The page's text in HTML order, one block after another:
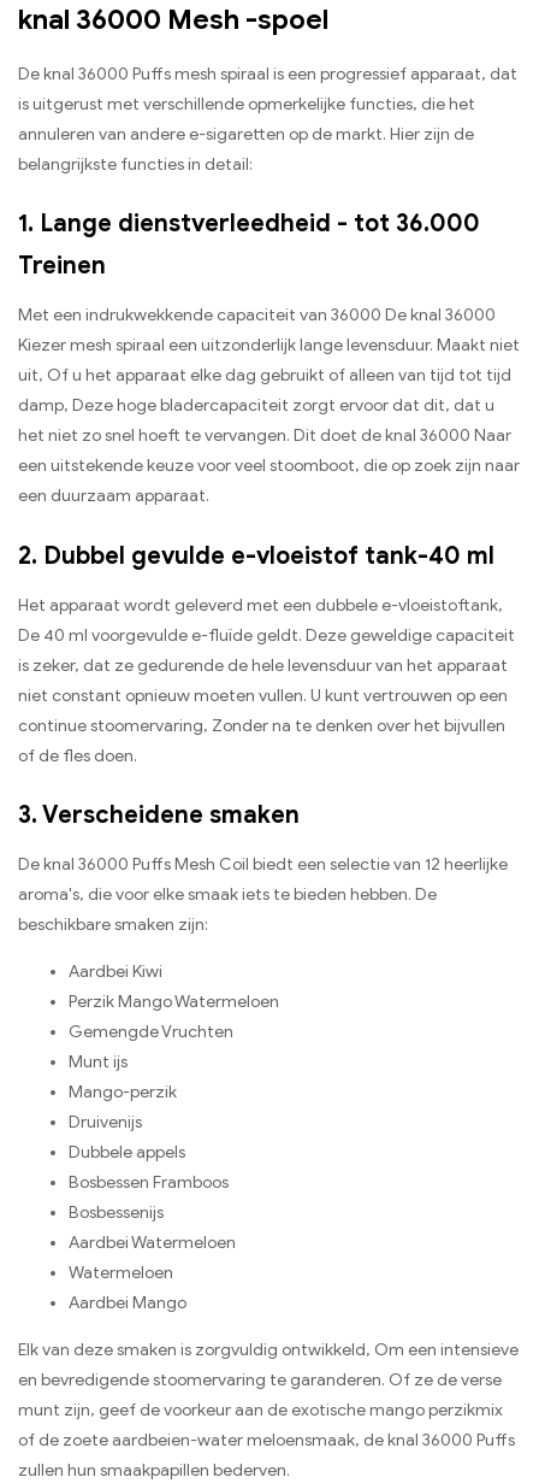
knal 36000 Mesh -spoel
De knal 36000 Puffs mesh spiraal is een progressief apparaat, dat
is uitgerust met verschillende opmerkelijke functies, die het
annuleren van andere e-sigaretten op de markt. Hier zijn de
belangrijkste functies in detail:
1. Lange dienstverleedheid - tot 36.000
Treinen
Met een indrukwekkende capaciteit van 36000 De knal 36000
Kiezer mesh spiraal een uitzonderlijk lange levensduur. Maakt niet
uit, Of u het apparaat elke dag gebruikt of alleen van tijd tot tijd
damp, Deze hoge bladercapaciteit zorgt ervoor dat dit, dat u
het niet zo snel hoeft te vervangen. Dit doet de knal 36000 Naar
een uitstekende keuze voor veel stoomboot, die op zoek zijn naar
een duurzaam apparaat.
2. Dubbel gevulde e-vloeistof tank-40 ml
Het apparaat wordt geleverd met een dubbele e-vloeistoftank,
De 40 ml voorgevulde e-fluïde geldt. Deze geweldige capaciteit
is zeker, dat ze gedurende de hele levensduur van het apparaat
niet constant opnieuw moeten vullen. U kunt vertrouwen op een
continue stoomervaring, Zonder na te denken over het bijvullen
of de fles doen.
3. Verscheidene smaken
De knal 36000 Puffs Mesh Coil biedt een selectie van 12 heerlijke
aroma's, die voor elke smaak iets te bieden hebben. De
beschikbare smaken zijn:
Aardbei Kiwi
Perzik Mango Watermeloen
Gemengde Vruchten
Munt ijs
Mango-perzik
Druivenijs
Dubbele appels
Bosbessen Framboos
Bosbessenijs
Aardbei Watermeloen
Watermeloen
Aardbei Mango
Elk van deze smaken is zorgvuldig ontwikkeld, Om een ​​intensieve
en bevredigende stoomervaring te garanderen. Of ze de verse
munt zijn, geef de voorkeur aan de exotische mango perzikmix
of de zoete aardbeien-water meloensmaak, de knal 36000 Puffs
zullen hun smaakpapillen bederven.